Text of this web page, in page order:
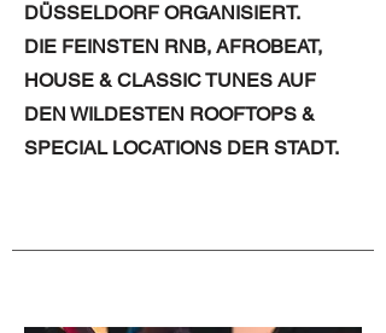
DÜSSELDORF ORGANISIERT.
DIE FEINSTEN RNB, AFROBEAT,
HOUSE & CLASSIC TUNES AUF
DEN WILDESTEN ROOFTOPS &
SPECIAL LOCATIONS DER STADT.